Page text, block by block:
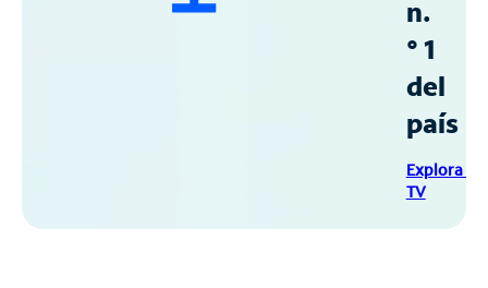
n.
° 1
del
país
Explora
TV